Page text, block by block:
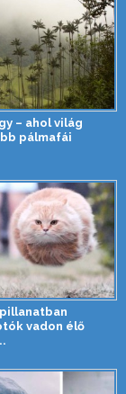
– ahol világ
pálmafái
vadon élő